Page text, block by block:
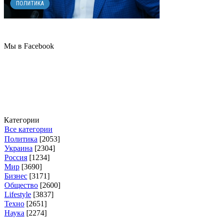
ПОЛИТИКА
Мы в Facebook
Категории
Все категории
Политика [2053]
Украина [2304]
Россия [1234]
Мир [3690]
Бизнес [3171]
Общество [2600]
Lifestyle [3837]
Техно [2651]
Наука [2274]